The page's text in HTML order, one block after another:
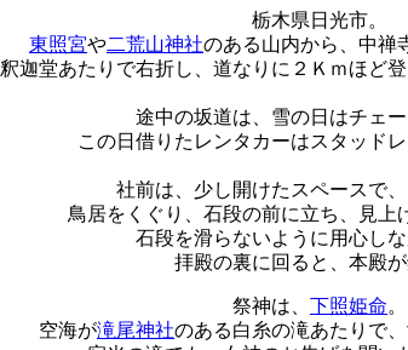
栃木県日光市。
東照宮や二荒山神社のある山内から、中禅
釈迦堂あたりで右折し、道なりに２Ｋｍほど
途中の坂道は、雪の日はチェー
この日借りたレンタカーはスタッドレ
社前は、少し開けたスペースで、
鳥居をくぐり、石段の前に立ち、見上
石段を滑らないように用心しな
拝殿の裏に回ると、本殿が
祭神は、 下照姫命。
空海が滝尾神社のある白糸の滝あたりで